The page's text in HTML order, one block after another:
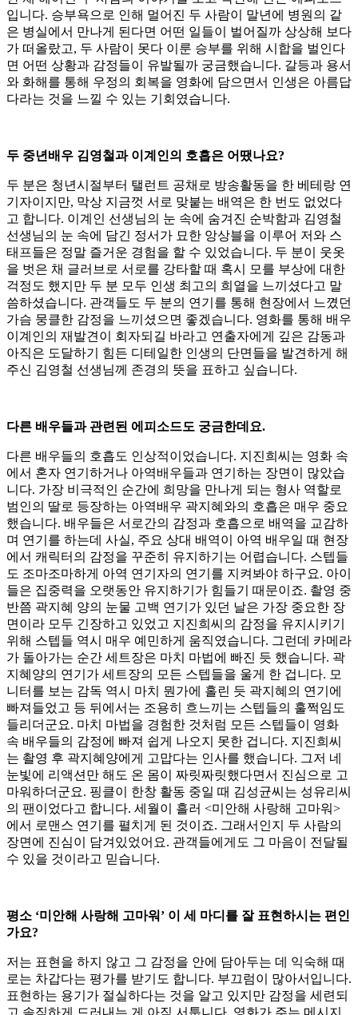
입니다. 승부욕으로 인해 멀어진 두 사람이 말년에 병원의 같
은 병실에서 만나게 된다면 어떤 일들이 벌어질까 상상해 보다
가 떠올랐고, 두 사람이 못다 이룬 승부를 위해 시합을 벌인다
면 어떤 상황과 감정들이 유발될까 궁금했습니다. 갈등과 용서
와 화해를 통해 우정의 회복을 영화에 담으면서 인생은 아름답
다라는 것을 느낄 수 있는 기회였습니다.
두 중년배우 김영철과 이계인의 호흡은 어땠나요?
두 분은 청년시절부터 탤런트 공채로 방송활동을 한 베테랑 연
기자이지만, 막상 지금껏 서로 맞붙는 배역은 한 번도 없었다
고 합니다. 이계인 선생님의 눈 속에 숨겨진 순박함과 김영철
선생님의 눈 속에 담긴 정서가 묘한 앙상블을 이루어 저와 스
태프들은 정말 즐거운 경험을 할 수 있었습니다. 두 분이 웃옷
을 벗은 채 글러브로 서로를 강타할 때 혹시 모를 부상에 대한
걱정도 했지만 두 분 모두 인생 최고의 희열을 느끼셨다고 말
씀하셨습니다. 관객들도 두 분의 연기를 통해 현장에서 느꼈던
가슴 뭉클한 감정을 느끼셨으면 좋겠습니다. 영화를 통해 배우
이계인의 재발견이 회자되길 바라고 연출자에게 깊은 감동과
아직은 도달하기 힘든 디테일한 인생의 단면들을 발견하게 해
주신 김영철 선생님께 존경의 뜻을 표하고 싶습니다.
다른 배우들과 관련된 에피소드도 궁금한데요.
다른 배우들의 호흡도 인상적이었습니다. 지진희씨는 영화 속
에서 혼자 연기하거나 아역배우들과 연기하는 장면이 많았습
니다. 가장 비극적인 순간에 희망을 만나게 되는 형사 역할로
범인의 딸로 등장하는 아역배우 곽지혜와의 호흡은 매우 중요
했습니다. 배우들은 서로간의 감정과 호흡으로 배역을 교감하
며 연기를 하는데 사실, 주요 상대 배역이 아역 배우일 때 현장
에서 캐릭터의 감정을 꾸준히 유지하기는 어렵습니다. 스텝들
도 조마조마하게 아역 연기자의 연기를 지켜봐야 하구요. 아이
들은 집중력을 오랫동안 유지하기가 힘들기 때문이죠. 촬영 중
반쯤 곽지혜 양의 눈물 고백 연기가 있던 날은 가장 중요한 장
면이라 모두 긴장하고 있었고 지진희씨의 감정을 유지시키기
위해 스텝들 역시 매우 예민하게 움직였습니다. 그런데 카메라
가 돌아가는 순간 세트장은 마치 마법에 빠진 듯 했습니다. 곽
지혜양의 연기가 세트장의 모든 스텝들을 울게 한 겁니다. 모
니터를 보는 감독 역시 마치 뭔가에 홀린 듯 곽지혜의 연기에
빠져들었고 등 뒤에서는 조용히 흐느끼는 스텝들의 훌쩍임도
들리더군요. 마치 마법을 경험한 것처럼 모든 스텝들이 영화
속 배우들의 감정에 빠져 쉽게 나오지 못한 겁니다. 지진희씨
는 촬영 후 곽지혜양에게 고맙다는 인사를 했습니다. 그저 네
눈빛에 리액션만 해도 온 몸이 짜릿짜릿했다면서 진심으로 고
마워하더군요. 핑클이 한창 활동 중일 때 김성균씨는 성유리씨
의 팬이었다고 합니다. 세월이 흘러 <미안해 사랑해 고마워>
에서 로맨스 연기를 펼치게 된 것이죠. 그래서인지 두 사람의
장면에 진심이 담겨있었어요. 관객들에게도 그 마음이 전달될
수 있을 것이라고 믿습니다.
평소 ‘미안해 사랑해 고마워’ 이 세 마디를 잘 표현하시는 편인
가요?
저는 표현을 하지 않고 그 감정을 안에 담아두는 데 익숙해 때
로는 차갑다는 평가를 받기도 합니다. 부끄럼이 많아서입니다.
표현하는 용기가 절실하다는 것을 알고 있지만 감정을 세련되